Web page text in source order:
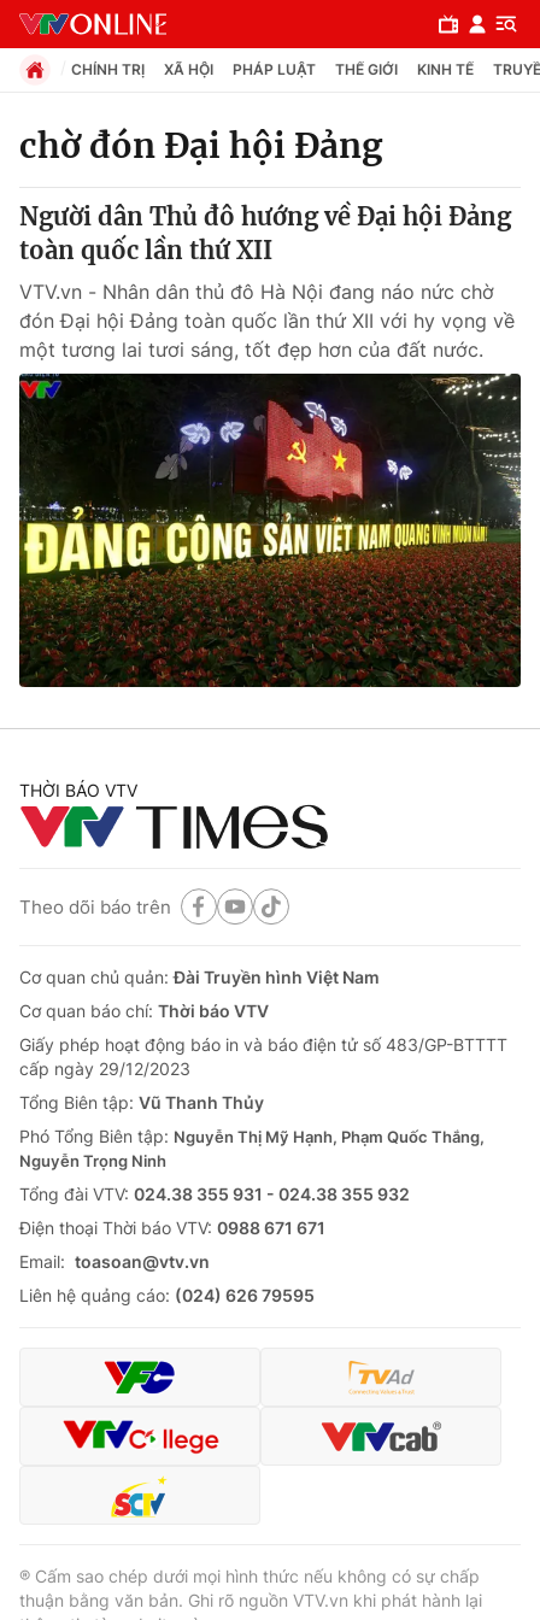
Chuyên mục
Chính trị
Xã hội
Pháp luật
Y tế
Thế giới
Tin tức
Thế giới đó đây
Câu chuyện quốc tế
Kinh tế
Tài chính
Thị trường
Góc doanh nghiệp
Dữ liệu và đời sống
Truyền hình
Phim VTV
Hậu trường
Giải sao mai
Giải trí
Điện ảnh
Âm nhạc
Du lịch
Làm đẹp
Chất lượng cuộc sống
Tuyển sinh
Học trực tuyến
Công nghệ
Hitech Công nghệ tương lai
Sản phẩm
Thị trường
Tư vấn
Giao lưu trực tuyến
Lịch phát sóng
Chuyên mục khác
Emagazine Podcast
Video Shorts video
VTV Money
VTV Sức khoẻ Bất động sản
CHÍNH TRỊ XÃ HỘI PHÁP LUẬT THẾ GIỚI KINH TẾ
chờ đón Đại hội Đảng
Người dân Thủ đô hướng về Đại hội Đảng
toàn quốc lần thứ XII
VTV.vn - Nhân dân thủ đô Hà Nội đang náo nức chờ
đón Đại hội Đảng toàn quốc lần thứ XII với hy vọng về
một tương lai tươi sáng, tốt đẹp hơn của đất nước.
THỜI BÁO VTV
Theo dõi báo trên
Cơ quan chủ quản:Đài Truyền hình Việt Nam
Cơ quan báo chí: Thời báo VTV
Giấy phép hoạt động báo in và báo điện tử số 483/GP-BTTTT
cấp ngày 29/12/2023
Tổng Biên tập: Vũ Thanh Thủy
Phó Tổng Biên tập: Nguyễn Thị Mỹ Hạnh, Phạm Quốc Thắng,
Nguyễn Trọng Ninh
Tổng đài VTV: 024.38 355 931 - 024.38 355 932
Ðiện thoại Thời báo VTV: 0988 671 671
Email: toasoan@vtv.vn
Liên hệ quảng cáo: (024) 626 79595
® Cấm sao chép dưới mọi hình thức nếu không có sự chấp
thuận bằng văn bản. Ghi rõ nguồn VTV.vn khi phát hành lại